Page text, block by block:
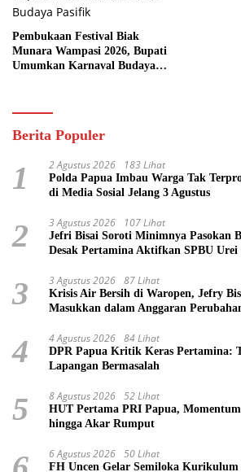
Pembukaan Festival Biak
Munara Wampasi 2026, Bupati
Umumkan Karnaval Budaya
Berita Populer
1 2 Agustus 2026 183 Lihat
Polda Papua Imbau Warga Tak
di Media Sosial Jelang 3 Agustus
2 3 Agustus 2026 107 Lihat
Jefri Bisai Soroti Minimnya Pasokan
Desak Pertamina Aktifkan SPBU Urei
3 3 Agustus 2026 87 Lihat
Krisis Air Bersih di Waropen, Jefry
Masukkan dalam Anggaran
4 4 Agustus 2026 84 Lihat
DPR Papua Kritik Keras Pertamina:
Lapangan Bermasalah
5 8 Agustus 2026 52 Lihat
HUT Pertama PRI Papua,
hingga Akar Rumput
6 Agustus 2026 50 Lihat
FH Uncen Gelar Semiloka Kurikulum